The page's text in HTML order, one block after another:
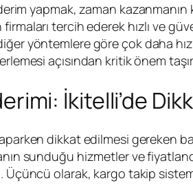
yapmak, zaman
tercih ederek hızlı ve
yöntemlere göre çok daha
açısından kritik önem
İkitelli’de
dikkat edilmesi gereken
sunduğu hizmetler ve
olarak, kargo takip